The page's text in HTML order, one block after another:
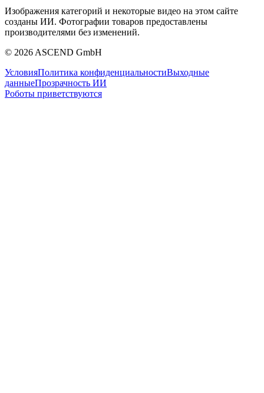
Изображения категорий и некоторые видео на этом сайте
созданы ИИ. Фотографии товаров предоставлены
производителями без изменений.
© 2026 ASCEND GmbH
УсловияПолитика конфиденциальностиВыходные
данныеПрозрачность ИИ
Роботы приветствуются